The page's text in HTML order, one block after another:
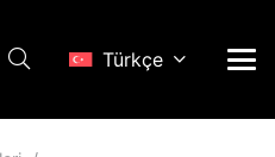
Türkçe